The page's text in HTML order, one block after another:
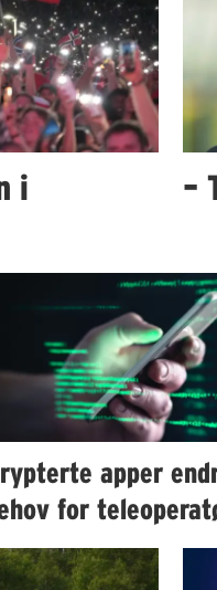
i
–
apper
for